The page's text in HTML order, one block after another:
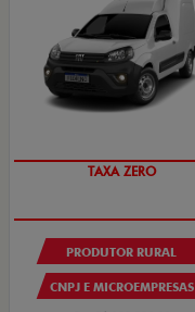
TAXA ZERO
PRODUTOR RURAL
CNPJ E MICROEMPRESAS